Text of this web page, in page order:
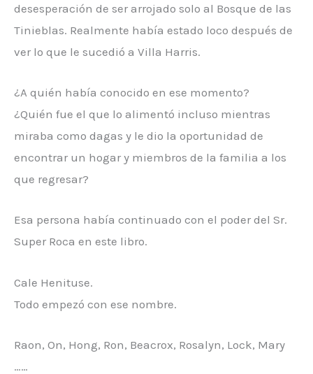
desesperación de ser arrojado solo al Bosque de las
Tinieblas. Realmente había estado loco después de
ver lo que le sucedió a Villa Harris.
¿A quién había conocido en ese momento?
¿Quién fue el que lo alimentó incluso mientras
miraba como dagas y le dio la oportunidad de
encontrar un hogar y miembros de la familia a los
que regresar?
Esa persona había continuado con el poder del Sr.
Super Roca en este libro.
Cale Henituse.
Todo empezó con ese nombre.
Raon, On, Hong, Ron, Beacrox, Rosalyn, Lock, Mary
……